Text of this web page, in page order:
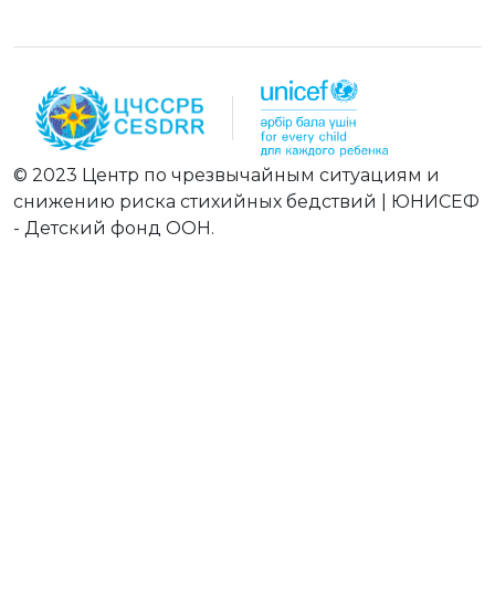
© 2023 Центр по чрезвычайным ситуациям и
снижению риска стихийных бедствий | ЮНИСЕФ
- Детский фонд ООН.